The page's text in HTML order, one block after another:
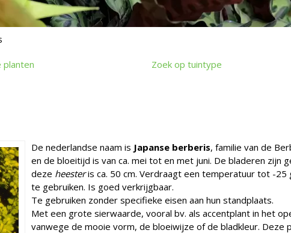
planten Zoek op tuintype
De nederlandse naam is Japanse berberis, familie van de
en de bloeitijd is van ca. mei tot en met juni. De bladeren zijn
deze heesteris ca. 50 cm. Verdraagt een temperatuur tot -25
te gebruiken. Is goed verkrijgbaar.
Te gebruiken zonder specifieke eisen aan hun standplaats.
Met een grote sierwaarde, vooral bv. als accentplant in het
vanwege de mooie vorm, de bloeiwijze of de bladkleur. Deze